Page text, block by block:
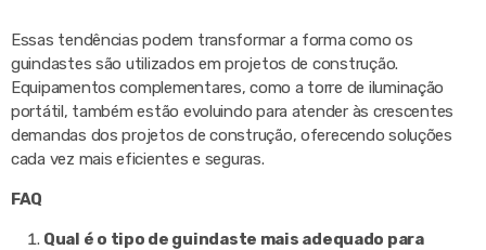
Essas tendências podem transformar a forma como os
guindastes são utilizados em projetos de construção.
Equipamentos complementares, como a torre de iluminação
portátil, também estão evoluindo para atender às crescentes
demandas dos projetos de construção, oferecendo soluções
cada vez mais eficientes e seguras.
FAQ
Qual é o tipo de guindaste mais adequado para